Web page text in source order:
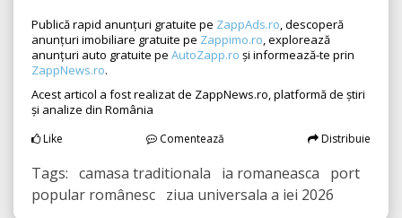
Publică rapid anunțuri gratuite pe ZappAds.ro, descoperă
anunțuri imobiliare gratuite pe Zappimo.ro, explorează
anunțuri auto gratuite pe AutoZapp.ro și informează-te prin
ZappNews.ro.
Acest articol a fost realizat de ZappNews.ro, platformă de știri
și analize din România
Like Comentează Distribuie
Tags: camasa traditionala ia romaneasca port
popular românesc ziua universala a iei 2026